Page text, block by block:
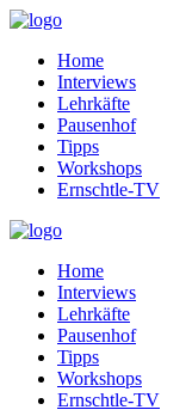
Home
Interviews
Lehrkäfte
Pausenhof
Tipps
Workshops
Ernschtle-TV
Home
Interviews
Lehrkäfte
Pausenhof
Tipps
Workshops
Ernschtle-TV